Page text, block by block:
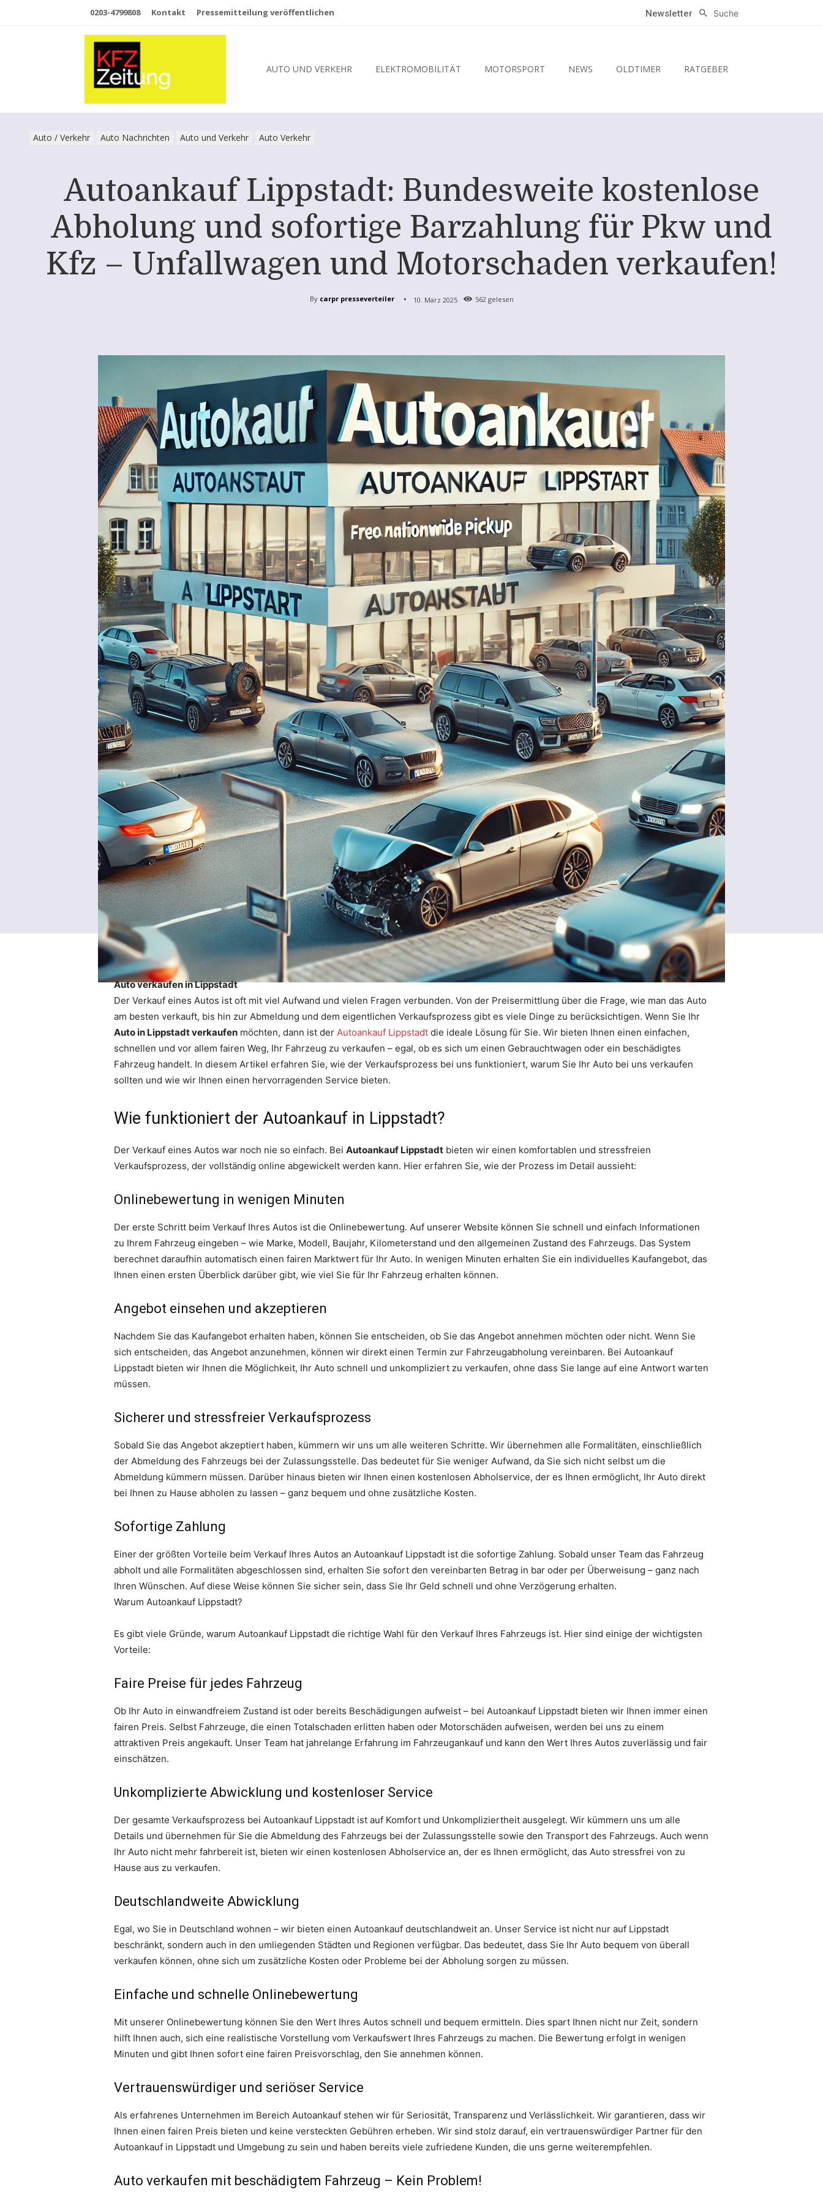
0203-4799808 Kontakt Pressemitteilung veröffentlichen Newsletter Suche
AUTO UND VERKEHR ELEKTROMOBILITÄT MOTORSPORT NEWS OLDTIMER RATGEBER
Auto / Verkehr Auto Nachrichten Auto und Verkehr Auto Verkehr
Autoankauf Lippstadt: Bundesweite kostenlose
Abholung und sofortige Barzahlung für Pkw und
Kfz – Unfallwagen und Motorschaden verkaufen!
By carpr presseverteiler 10. März 2025 562gelesen
Auto verkaufen in Lippstadt
Der Verkauf eines Autos ist oft mit viel Aufwand und vielen Fragen verbunden. Von der Preisermittlung über die Frage, wie man das Auto
am besten verkauft, bis hin zur Abmeldung und dem eigentlichen Verkaufsprozess gibt es viele Dinge zu berücksichtigen. Wenn Sie Ihr
Auto in Lippstadt verkaufen möchten, dann ist der Autoankauf Lippstadt die ideale Lösung für Sie. Wir bieten Ihnen einen einfachen,
schnellen und vor allem fairen Weg, Ihr Fahrzeug zu verkaufen – egal, ob es sich um einen Gebrauchtwagen oder ein beschädigtes
Fahrzeug handelt. In diesem Artikel erfahren Sie, wie der Verkaufsprozess bei uns funktioniert, warum Sie Ihr Auto bei uns verkaufen
sollten und wie wir Ihnen einen hervorragenden Service bieten.
Wie funktioniert der Autoankauf in Lippstadt?
Der Verkauf eines Autos war noch nie so einfach. Bei Autoankauf Lippstadt bieten wir einen komfortablen und stressfreien
Verkaufsprozess, der vollständig online abgewickelt werden kann. Hier erfahren Sie, wie der Prozess im Detail aussieht:
Onlinebewertung in wenigen Minuten
Der erste Schritt beim Verkauf Ihres Autos ist die Onlinebewertung. Auf unserer Website können Sie schnell und einfach Informationen
zu Ihrem Fahrzeug eingeben – wie Marke, Modell, Baujahr, Kilometerstand und den allgemeinen Zustand des Fahrzeugs. Das System
berechnet daraufhin automatisch einen fairen Marktwert für Ihr Auto. In wenigen Minuten erhalten Sie ein individuelles Kaufangebot, das
Ihnen einen ersten Überblick darüber gibt, wie viel Sie für Ihr Fahrzeug erhalten können.
Angebot einsehen und akzeptieren
Nachdem Sie das Kaufangebot erhalten haben, können Sie entscheiden, ob Sie das Angebot annehmen möchten oder nicht. Wenn Sie
sich entscheiden, das Angebot anzunehmen, können wir direkt einen Termin zur Fahrzeugabholung vereinbaren. Bei Autoankauf
Lippstadt bieten wir Ihnen die Möglichkeit, Ihr Auto schnell und unkompliziert zu verkaufen, ohne dass Sie lange auf eine Antwort warten
müssen.
Sicherer und stressfreier Verkaufsprozess
Sobald Sie das Angebot akzeptiert haben, kümmern wir uns um alle weiteren Schritte. Wir übernehmen alle Formalitäten, einschließlich
der Abmeldung des Fahrzeugs bei der Zulassungsstelle. Das bedeutet für Sie weniger Aufwand, da Sie sich nicht selbst um die
Abmeldung kümmern müssen. Darüber hinaus bieten wir Ihnen einen kostenlosen Abholservice, der es Ihnen ermöglicht, Ihr Auto direkt
bei Ihnen zu Hause abholen zu lassen – ganz bequem und ohne zusätzliche Kosten.
Sofortige Zahlung
Einer der größten Vorteile beim Verkauf Ihres Autos an Autoankauf Lippstadt ist die sofortige Zahlung. Sobald unser Team das Fahrzeug
abholt und alle Formalitäten abgeschlossen sind, erhalten Sie sofort den vereinbarten Betrag in bar oder per Überweisung – ganz nach
Ihren Wünschen. Auf diese Weise können Sie sicher sein, dass Sie Ihr Geld schnell und ohne Verzögerung erhalten.
Warum Autoankauf Lippstadt?
Es gibt viele Gründe, warum Autoankauf Lippstadt die richtige Wahl für den Verkauf Ihres Fahrzeugs ist. Hier sind einige der wichtigsten
Vorteile:
Faire Preise für jedes Fahrzeug
Ob Ihr Auto in einwandfreiem Zustand ist oder bereits Beschädigungen aufweist – bei Autoankauf Lippstadt bieten wir Ihnen immer einen
fairen Preis. Selbst Fahrzeuge, die einen Totalschaden erlitten haben oder Motorschäden aufweisen, werden bei uns zu einem
attraktiven Preis angekauft. Unser Team hat jahrelange Erfahrung im Fahrzeugankauf und kann den Wert Ihres Autos zuverlässig und fair
einschätzen.
Unkomplizierte Abwicklung und kostenloser Service
Der gesamte Verkaufsprozess bei Autoankauf Lippstadt ist auf Komfort und Unkompliziertheit ausgelegt. Wir kümmern uns um alle
Details und übernehmen für Sie die Abmeldung des Fahrzeugs bei der Zulassungsstelle sowie den Transport des Fahrzeugs. Auch wenn
Ihr Auto nicht mehr fahrbereit ist, bieten wir einen kostenlosen Abholservice an, der es Ihnen ermöglicht, das Auto stressfrei von zu
Hause aus zu verkaufen.
Deutschlandweite Abwicklung
Egal, wo Sie in Deutschland wohnen – wir bieten einen Autoankauf deutschlandweit an. Unser Service ist nicht nur auf Lippstadt
beschränkt, sondern auch in den umliegenden Städten und Regionen verfügbar. Das bedeutet, dass Sie Ihr Auto bequem von überall
verkaufen können, ohne sich um zusätzliche Kosten oder Probleme bei der Abholung sorgen zu müssen.
Einfache und schnelle Onlinebewertung
Mit unserer Onlinebewertung können Sie den Wert Ihres Autos schnell und bequem ermitteln. Dies spart Ihnen nicht nur Zeit, sondern
hilft Ihnen auch, sich eine realistische Vorstellung vom Verkaufswert Ihres Fahrzeugs zu machen. Die Bewertung erfolgt in wenigen
Minuten und gibt Ihnen sofort eine fairen Preisvorschlag, den Sie annehmen können.
Vertrauenswürdiger und seriöser Service
Als erfahrenes Unternehmen im Bereich Autoankauf stehen wir für Seriosität, Transparenz und Verlässlichkeit. Wir garantieren, dass wir
Ihnen einen fairen Preis bieten und keine versteckten Gebühren erheben. Wir sind stolz darauf, ein vertrauenswürdiger Partner für den
Autoankauf in Lippstadt und Umgebung zu sein und haben bereits viele zufriedene Kunden, die uns gerne weiterempfehlen.
Auto verkaufen mit beschädigtem Fahrzeug – Kein Problem!